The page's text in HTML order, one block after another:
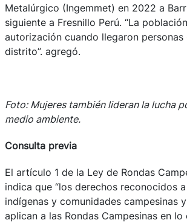
Metalúrgico (Ingemmet) en 2022 a
siguiente a Fresnillo Perú. “La
autorización cuando llegaron personas
distrito”. agregó.
Foto: Mujeres también lideran la lucha
medio ambiente.
Consulta previa
El artículo 1 de la Ley de Rondas
indica que “los derechos reconocidos
indígenas y comunidades campesinas
aplican a las Rondas Campesinas en lo